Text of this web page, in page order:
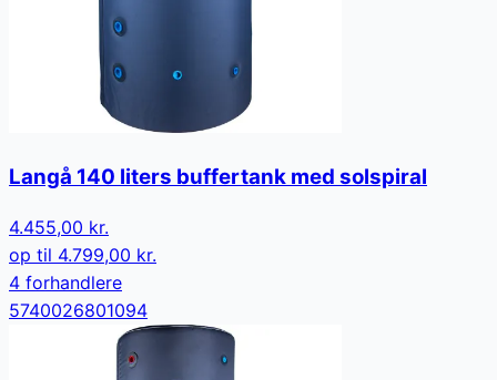
Langå 140 liters buffertank med solspiral
4.455,00 kr.
op til 4.799,00 kr.
4 forhandlere
5740026801094